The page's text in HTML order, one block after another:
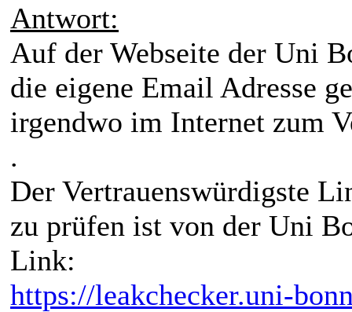
Antwort:
Auf der Webseite der Uni
die eigene Email Adresse
irgendwo im Internet zum
.
Der Vertrauenswürdigste
zu prüfen ist von der Uni
Link:
https://leakchecker.uni-